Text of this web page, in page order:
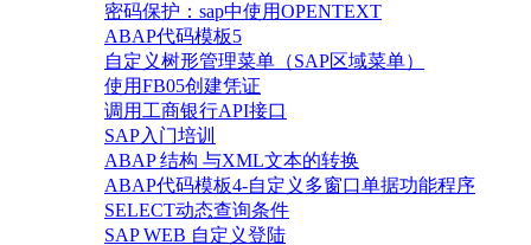
密码保护：sap中使用OPENTEXT
ABAP代码模板5
自定义树形管理菜单（SAP区域菜单）
使用FB05创建凭证
调用工商银行API接口
SAP入门培训
ABAP 结构 与XML文本的转换
ABAP代码模板4-自定义多窗口单据功能程序
SELECT动态查询条件
SAP WEB 自定义登陆